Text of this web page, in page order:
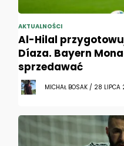
AKTUALNOŚCI
Al-Hilal
Díaza. Bayern
sprzedawać
MICHAŁ BOSAK / 28 LIPCA